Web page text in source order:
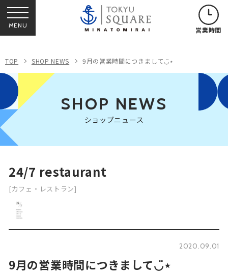
MENU 営業時間
TOP SHOP NEWS 9月の営業時間につきまして◡̈⋆
SHOP NEWS
ショップニュース
24/7 restaurant
[カフェ・レストラン]
2020.09.01
9月の営業時間につきまして◡̈⋆